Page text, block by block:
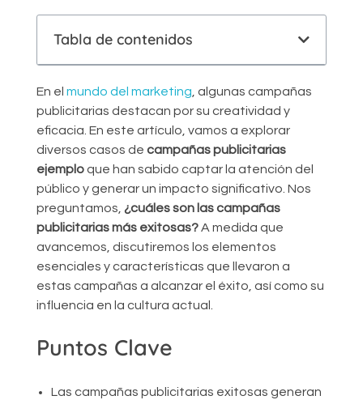
Tabla de contenidos
En el mundo del marketing , algunas campañas
publicitarias destacan por su creatividad y
eficacia. En este artículo, vamos a explorar
diversos casos de campañas publicitarias
ejemploque han sabido captar la atención del
público y generar un impacto significativo. Nos
preguntamos, ¿cuáles son las campañas
publicitarias más exitosas?A medida que
avancemos, discutiremos los elementos
esenciales y características que llevaron a
estas campañas a alcanzar el éxito, así como su
influencia en la cultura actual.
Puntos Clave
Las campañas publicitarias exitosas generan